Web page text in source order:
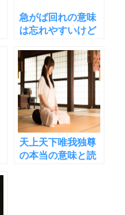
急がば回れの意味
は忘れやすいけど
天上天下唯我独尊
の本当の意味と読